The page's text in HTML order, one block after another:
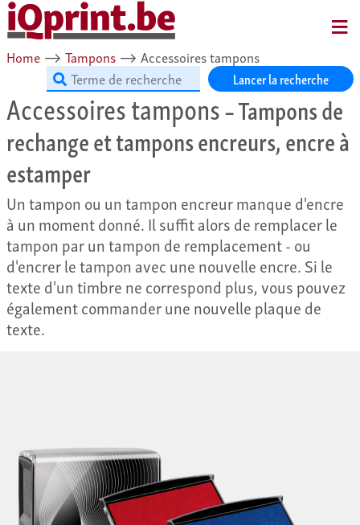
Home ⟶ Tampons ⟶ Accessoires tampons
Lancer la recherche
Accessoires tampons– Tampons de
rechange et tampons encreurs, encre à
estamper
Un tampon ou un tampon encreur manque d'encre
à un moment donné. Il suffit alors de remplacer le
tampon par un tampon de remplacement - ou
d'encrer le tampon avec une nouvelle encre. Si le
texte d'un timbre ne correspond plus, vous pouvez
également commander une nouvelle plaque de
texte.